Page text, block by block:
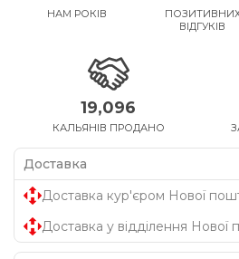
НАМ РОКІВ
ВІДГУКІВ
19,096
КАЛЬЯНІВ ПРОДАНО
Доставка
Доставка кур'єром Нової
Доставка у відділення Нової